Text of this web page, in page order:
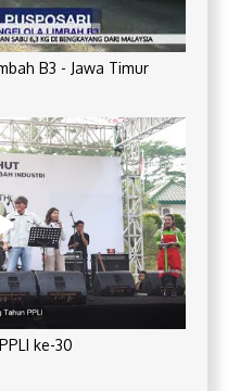
B3 - Jawa Timur
ke-30